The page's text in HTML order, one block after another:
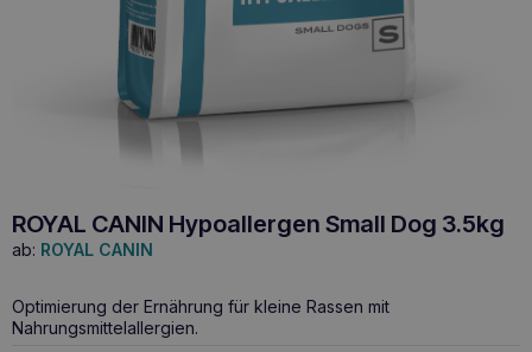
ROYAL CANIN Hypoallergen Small Dog 3.5kg
ab: ROYAL CANIN
Optimierung der Ernährung für kleine Rassen mit
Nahrungsmittelallergien.